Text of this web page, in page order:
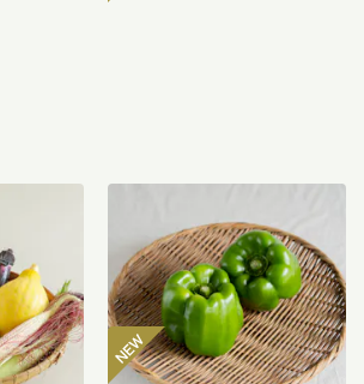
2,980円
マン 300g
485円〜